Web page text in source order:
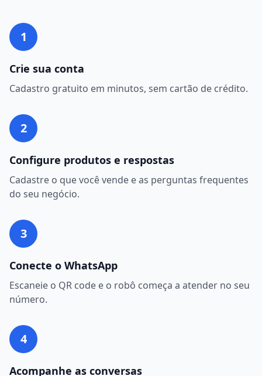
1
Crie sua conta
Cadastro gratuito em minutos, sem cartão de crédito.
2
Configure produtos e respostas
Cadastre o que você vende e as perguntas frequentes
do seu negócio.
3
Conecte o WhatsApp
Escaneie o QR code e o robô começa a atender no seu
número.
4
Acompanhe as conversas